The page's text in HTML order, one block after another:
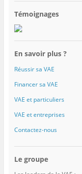
Témoignages
En savoir plus ?
Réussir sa VAE
Financer sa VAE
VAE et particuliers
VAE et entreprises
Contactez-nous
Le groupe